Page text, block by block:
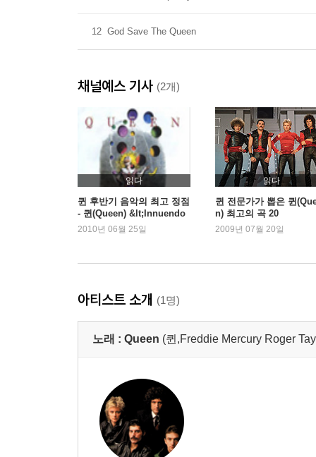
12 God Save The Queen
채널예스 기사 (2개)
읽다
퀸 후반기 음악의 최고 정점
- 퀸(Queen) &lt;Innuendo
&gt; (1991)
2010년 06월 25일
읽다
퀸 전문가가 뽑은 퀸
n) 최고의 곡 20
2009년 07월 20일
아티스트 소개 (1명)
노래 : Queen (퀸,Freddie Mercury Roger